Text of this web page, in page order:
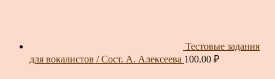
Тестовые задания
для вокалистов / Сост. А. Алексеева 100.00 ₽